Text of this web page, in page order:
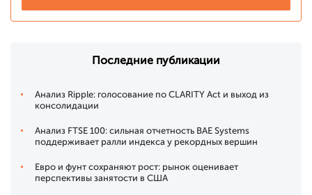
Последние публикации
Анализ Ripple: голосование по CLARITY Act и выход из
консолидации
Анализ FTSE 100: сильная отчетность BAE Systems
поддерживает ралли индекса у рекордных вершин
Евро и фунт сохраняют рост: рынок оценивает
перспективы занятости в США